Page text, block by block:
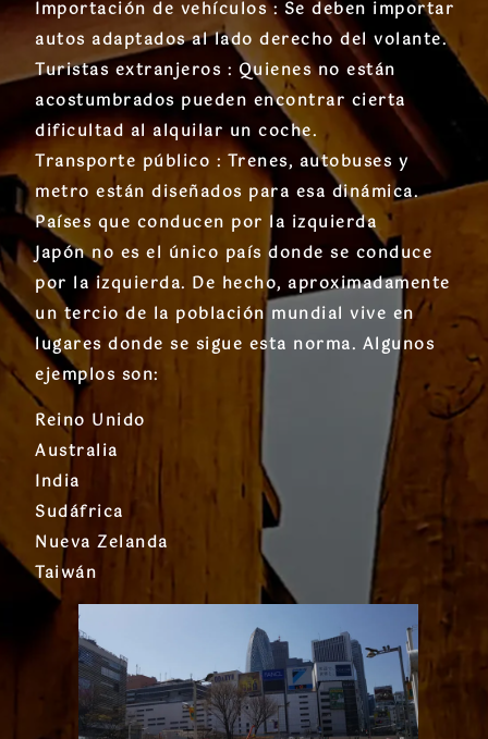
Importación de vehículos : Se deben importar
autos adaptados al lado derecho del volante.
Turistas extranjeros : Quienes no están
acostumbrados pueden encontrar cierta
dificultad al alquilar un coche.
Transporte público : Trenes, autobuses y
metro están diseñados para esa dinámica.
Países que conducen por la izquierda
Japón no es el único país donde se conduce
por la izquierda. De hecho, aproximadamente
un tercio de la población mundial vive en
lugares donde se sigue esta norma. Algunos
ejemplos son:
Reino Unido
Australia
India
Sudáfrica
Nueva Zelanda
Taiwán